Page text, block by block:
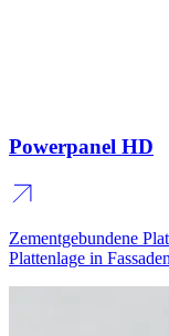
Powerpanel HD
Zementgebundene
Plattenlage in